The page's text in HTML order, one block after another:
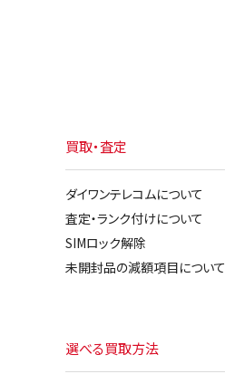
買取・査定
ダイワンテレコムについて
査定・ランク付けについて
SIMロック解除
未開封品の減額項目について
選べる買取方法